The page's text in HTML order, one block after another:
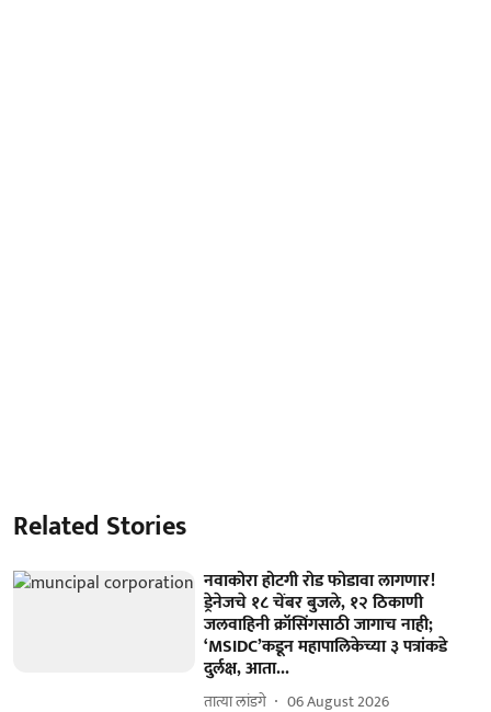
Related Stories
नवाकोरा होटगी रोड फोडावा लागणार!
ड्रेनेजचे १८ चेंबर बुजले, १२ ठिकाणी
जलवाहिनी क्रॉसिंगसाठी जागाच नाही;
‘MSIDC’कडून महापालिकेच्या ३ पत्रांकडे
दुर्लक्ष, आता...
तात्या लांडगे 06 August 2026